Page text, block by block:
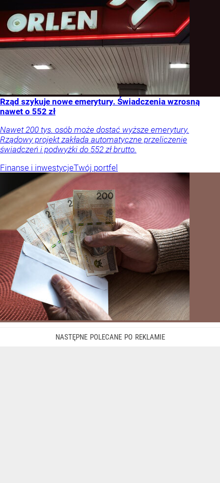
Orlen stracił przez nich 1,5 mld zł? Menedżerom
z czasów Obajtka grozi po 25 lat więzienia
Trzej byli menedżerowie Orlenu mogą na długie lata trafić za
kraty. Właśnie skierowano do sądu akt oskarżenia w sprawie
miliardowych strat państwowej spółki.
KrajPolitykaGospodarka